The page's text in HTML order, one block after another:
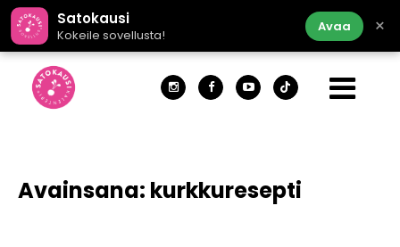
Satokausi
Kokeile sovellusta!
Avaa ×
Avainsana: kurkkuresepti